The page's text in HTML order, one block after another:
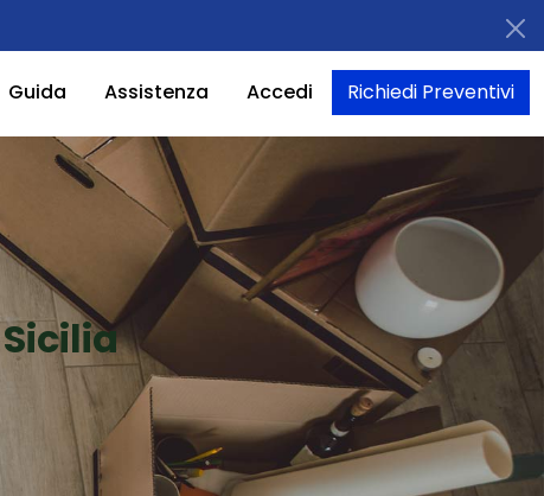
Guida Assistenza Accedi Richiedi Preventivi